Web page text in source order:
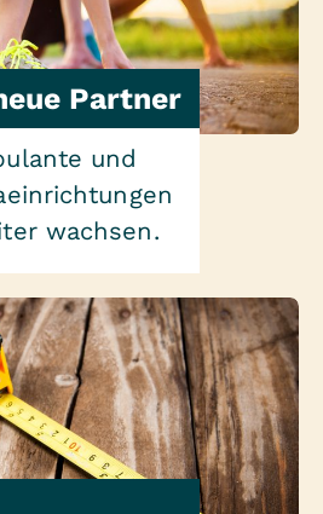
Partner
und
wachsen.